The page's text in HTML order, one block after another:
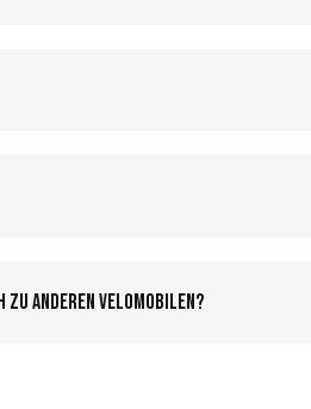
anderen Velomobilen?